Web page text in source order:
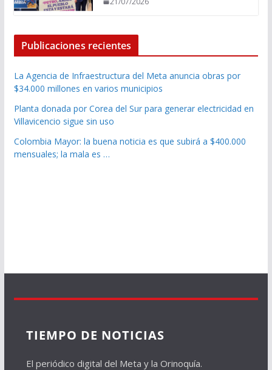
Publicaciones recientes
La Agencia de Infraestructura del Meta anuncia obras por
$34.000 millones en varios municipios
Planta donada por Corea del Sur para generar electricidad en
Villavicencio sigue sin uso
Colombia Mayor: la buena noticia es que subirá a $400.000
mensuales; la mala es …
TIEMPO DE NOTICIAS
El periódico digital del Meta y la Orinoquía.